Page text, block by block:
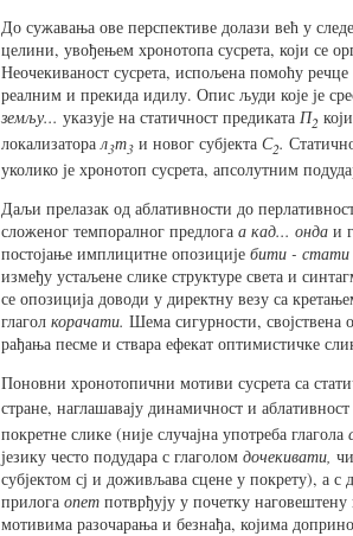
До сужавања ове перспективе долази већ у
целини, увођењем хронотопа сусрета, који се
Неочекиваност сусрета, испољена помоћу речце
реалним и прекида идилу. Опис људи које је
земљу... указује на статичност предиката П2
локализатора л3т3 и новог субјекта С2.
уколико је хронотоп сусрета, апсолутним
Даљи прелазак од аблативности до
сложеног темпоралног предлога а кад... онда и
постојање имплицитне опозиције бити - стати
између устаљене слике структуре света и
се опозиција доводи у директну везу са
глагол корачати. Шема сигурности, својствена
рађања песме и ствара ефекат оптимистичке
Поновни хронотопични мотиви сусрета са
стране, наглашавају динамичност и
покретне слике (није случајна употреба глагола
језику често подудара с глаголом дочекивати,
субјектом сј и доживљава сцене у покрету), а с
прилога опет потврђују у почетку
мотивима разочарања и безнађа, којима